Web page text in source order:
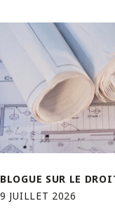
BLOGUE SUR LE
9 JUILLET 2026